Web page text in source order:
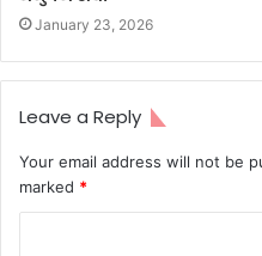
January 23, 2026
Leave a Reply
Your email address will not be
marked *